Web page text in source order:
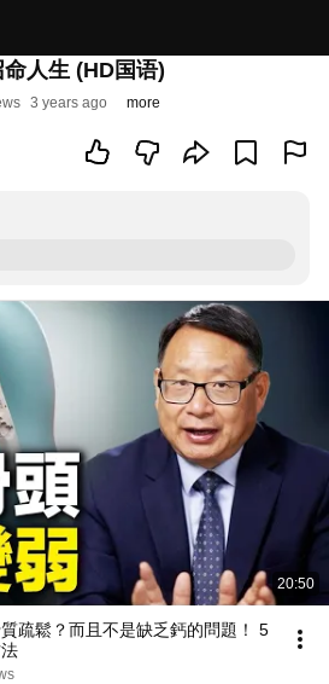
人生 (HD国语)
3 years ago more
20:50
疏鬆？而且不是缺乏鈣的問題！ 5